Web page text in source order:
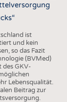
ist
und kein
so das Fazit
(BVMed)
GKV-
Lebensqualität.
Beitrag zur